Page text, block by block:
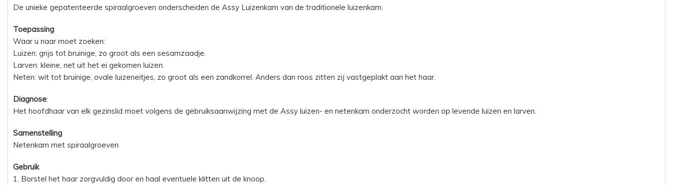
De unieke gepatenteerde spiraalgroeven onderscheiden de Assy Luizenkam van de traditionele luizenkam.
Toepassing
Waar u naar moet zoeken:
Luizen: grijs tot bruinige, zo groot als een sesamzaadje.
Larven: kleine, net uit het ei gekomen luizen.
Neten: wit tot bruinige, ovale luizeneitjes, zo groot als een zandkorrel. Anders dan roos zitten zij vastgeplakt aan het haar.
Diagnose:
Het hoofdhaar van elk gezinslid moet volgens de gebruiksaanwijzing met de Assy luizen- en netenkam onderzocht worden op levende luizen en larven.
Samenstelling
Netenkam met spiraalgroeven
Gebruik
1. Borstel het haar zorgvuldig door en haal eventuele klitten uit de knoop.